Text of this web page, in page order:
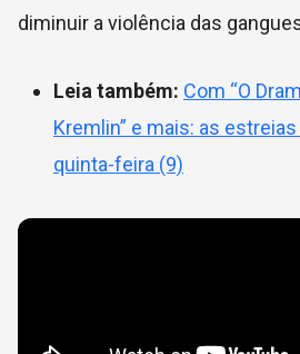
diminuir a violência das
Leia também: Com “O
Kremlin” e mais: as
quinta-feira (9)